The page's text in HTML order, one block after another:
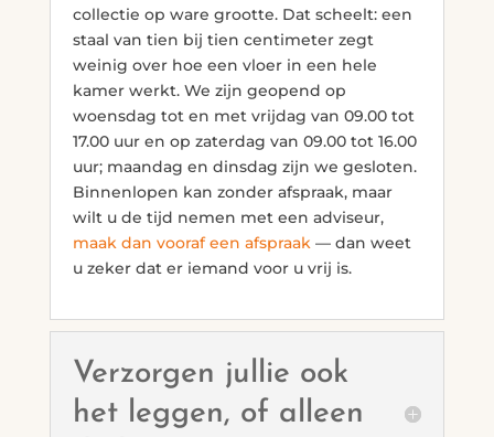
collectie op ware grootte. Dat scheelt: een
staal van tien bij tien centimeter zegt
weinig over hoe een vloer in een hele
kamer werkt. We zijn geopend op
woensdag tot en met vrijdag van 09.00 tot
17.00 uur en op zaterdag van 09.00 tot 16.00
uur; maandag en dinsdag zijn we gesloten.
Binnenlopen kan zonder afspraak, maar
wilt u de tijd nemen met een adviseur,
maak dan vooraf een afspraak— dan weet
u zeker dat er iemand voor u vrij is.
Verzorgen jullie ook
het leggen, of alleen